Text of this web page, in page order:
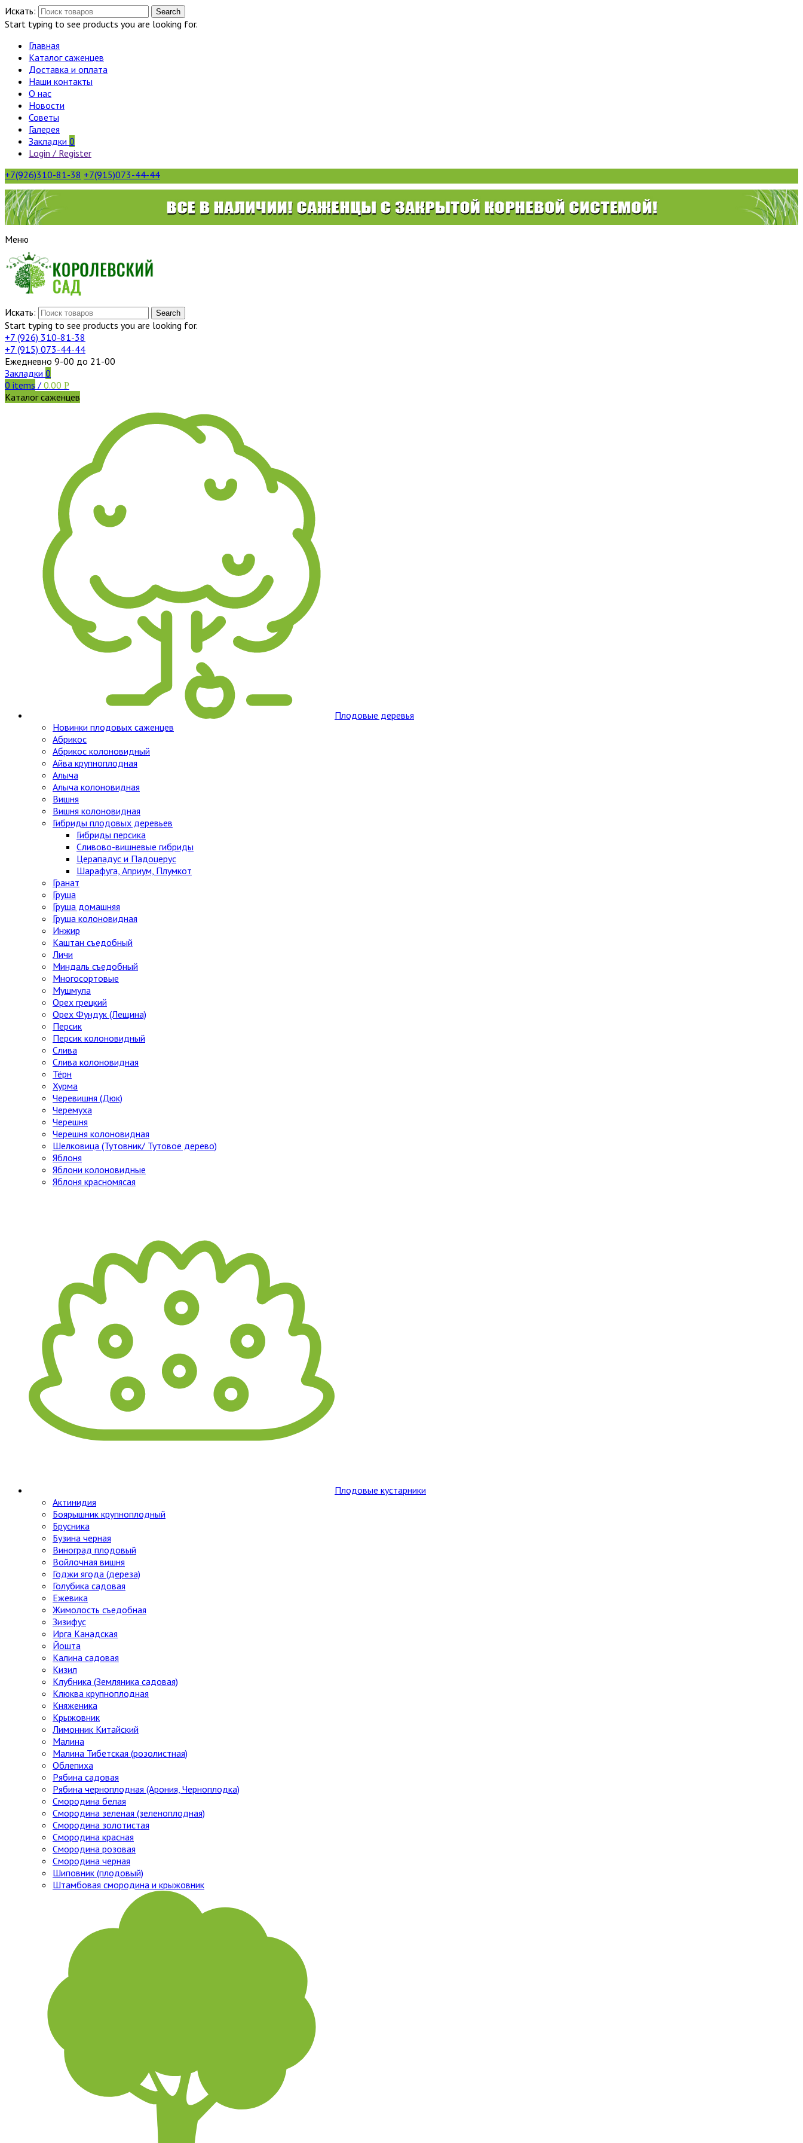
Искать: Search
Start typing to see products you are looking for.
Главная
Каталог саженцев
Доставка и оплата
Наши контакты
О нас
Новости
Советы
Галерея
Закладки 0
Login / Register
+7(926)310-81-38 +7(915)073-44-44
Меню
Искать: Search
Start typing to see products you are looking for.
+7 (926) 310-81-38
+7 (915) 073-44-44
Ежедневно 9-00 до 21-00
Закладки 0
0 items / 0.00 Р
Каталог саженцев
Плодовые деревья
Новинки плодовых саженцев
Абрикос
Абрикос колоновидный
Айва крупноплодная
Алыча
Алыча колоновидная
Вишня
Вишня колоновидная
Гибриды плодовых деревьев
Гибриды персика
Сливово-вишневые гибриды
Церападус и Падоцерус
Шарафуга, Априум, Плумкот
Гранат
Груша
Груша домашняя
Груша колоновидная
Инжир
Каштан съедобный
Личи
Миндаль съедобный
Многосортовые
Мушмула
Орех грецкий
Орех Фундук (Лещина)
Персик
Персик колоновидный
Слива
Слива колоновидная
Тёрн
Хурма
Черевишня (Дюк)
Черемуха
Черешня
Черешня колоновидная
Шелковица (Тутовник/ Тутовое дерево)
Яблоня
Яблони колоновидные
Яблоня красномясая
Плодовые кустарники
Актинидия
Боярышник крупноплодный
Брусника
Бузина черная
Виноград плодовый
Войлочная вишня
Годжи ягода (дереза)
Голубика садовая
Ежевика
Жимолость съедобная
Зизифус
Ирга Канадская
Йошта
Калина садовая
Кизил
Клубника (Земляника садовая)
Клюква крупноплодная
Княженика
Крыжовник
Лимонник Китайский
Малина
Малина Тибетская (розолистная)
Облепиха
Рябина садовая
Рябина черноплодная (Арония, Черноплодка)
Смородина белая
Смородина зеленая (зеленоплодная)
Смородина золотистая
Смородина красная
Смородина розовая
Смородина черная
Шиповник (плодовый)
Штамбовая смородина и крыжовник